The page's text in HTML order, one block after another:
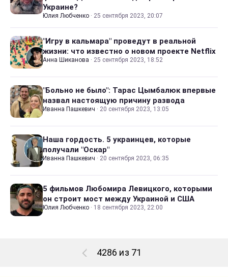
Украине?
Юлия Любченко · 25 сентября 2023, 20:07
"Игру в кальмара" проведут в реальной
жизни: что известно о новом проекте Netflix
Анна Шиканова · 25 сентября 2023, 18:52
"Больно не было": Тарас Цымбалюк впервые
назвал настоящую причину развода
Иванна Пашкевич · 20 сентября 2023, 13:05
Наша гордость. 5 украинцев, которые
получали "Оскар"
Иванна Пашкевич · 20 сентября 2023, 06:35
5 фильмов Любомира Левицкого, которыми
он строит мост между Украиной и США
Юлия Любченко · 18 сентября 2023, 22:00
4286 из 71